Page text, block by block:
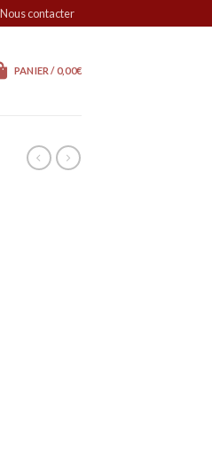
Nous contacter
PANIER /0,00€